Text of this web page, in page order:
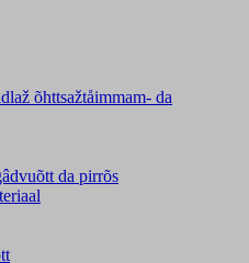
õhttsažtåimmam- da
da pirrõs